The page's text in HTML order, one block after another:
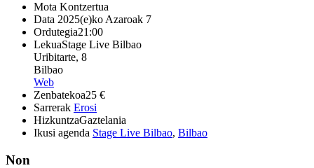
Mota Kontzertua
Data 2025(e)ko Azaroak 7
Ordutegia21:00
LekuaStage Live Bilbao
Uribitarte, 8
Bilbao
Web
Zenbatekoa25 €
Sarrerak Erosi
HizkuntzaGaztelania
Ikusi agenda Stage Live Bilbao, Bilbao
Non